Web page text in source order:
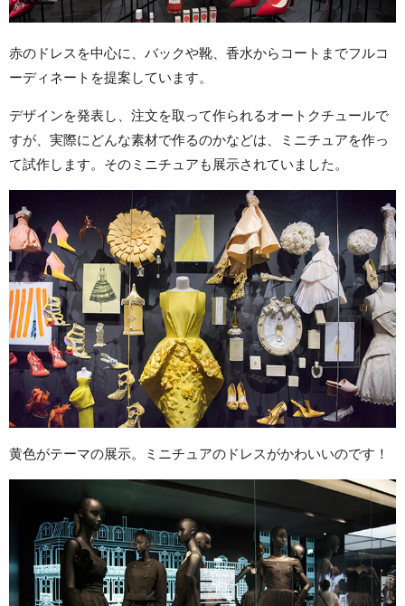
赤のドレスを中心に、バックや靴、香水からコートまでフルコ
ーディネートを提案しています。
デザインを発表し、注文を取って作られるオートクチュールで
すが、実際にどんな素材で作るのかなどは、ミニチュアを作っ
て試作します。そのミニチュアも展示されていました。
黄色がテーマの展示。ミニチュアのドレスがかわいいのです！